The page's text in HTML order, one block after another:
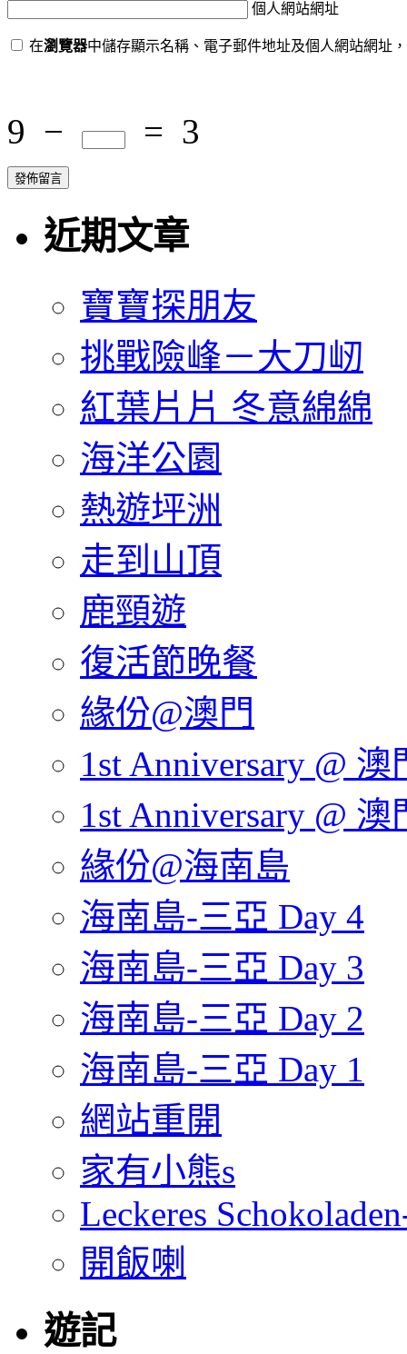
個人網站網址
在瀏覽器中儲存顯示名稱、電子郵件地址及個人網站網址
9 − = 3
近期文章
寶寶探朋友
挑戰險峰－大刀屻
紅葉片片 冬意綿綿
海洋公園
熱遊坪洲
走到山頂
鹿頸遊
復活節晚餐
緣份@澳門
1st Anniversary @ 澳
1st Anniversary @ 澳
緣份@海南島
海南島-三亞 Day 4
海南島-三亞 Day 3
海南島-三亞 Day 2
海南島-三亞 Day 1
網站重開
家有小熊s
Leckeres
開飯喇
遊記